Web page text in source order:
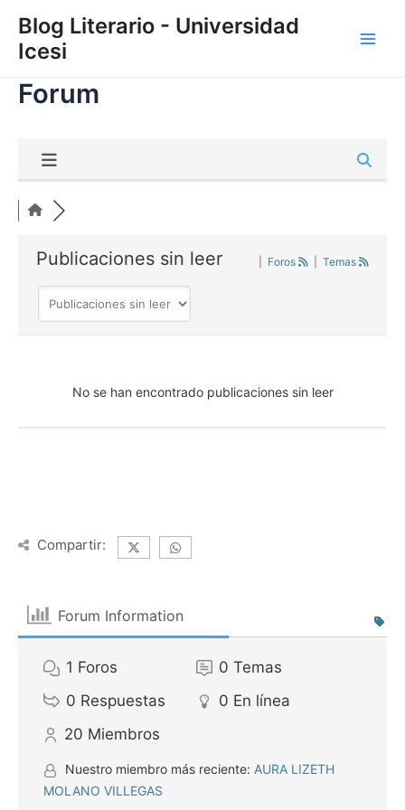
content
Blog Literario - Universidad
Icesi
Forum
Publicaciones sin leer Foros Temas
No se han encontrado publicaciones sin leer
Compartir:
Forum Information
1 Foros 0 Temas
0 Respuestas 0 En línea
20 Miembros
Nuestro miembro más reciente: AURA LIZETH
MOLANO VILLEGAS